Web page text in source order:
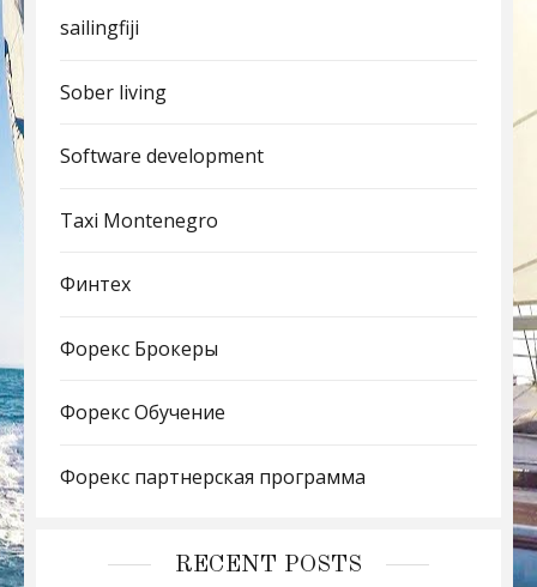
sailingfiji
Sober living
Software development
Taxi Montenegro
Финтех
Форекс Брокеры
Форекс Обучение
Форекс партнерская программа
RECENT POSTS